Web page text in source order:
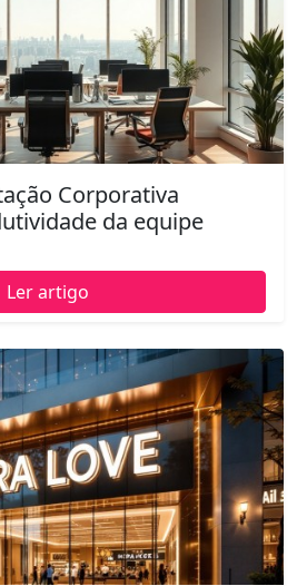
Corporativa
da equipe
Ler artigo